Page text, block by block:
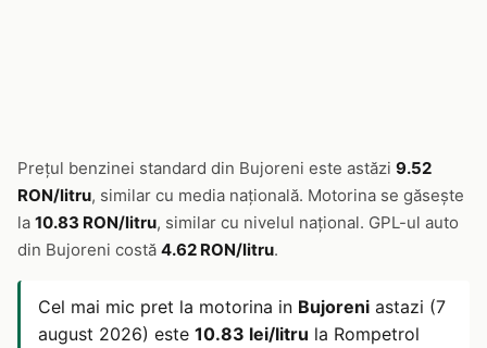
Prețul benzinei standard din Bujoreni este astăzi 9.52
RON/litru, similar cu media națională. Motorina se găsește
la 10.83 RON/litru, similar cu nivelul național. GPL-ul auto
din Bujoreni costă 4.62 RON/litru.
Cel mai mic pret la motorina in Bujoreni astazi (7
august 2026) este 10.83 lei/litru la Rompetrol